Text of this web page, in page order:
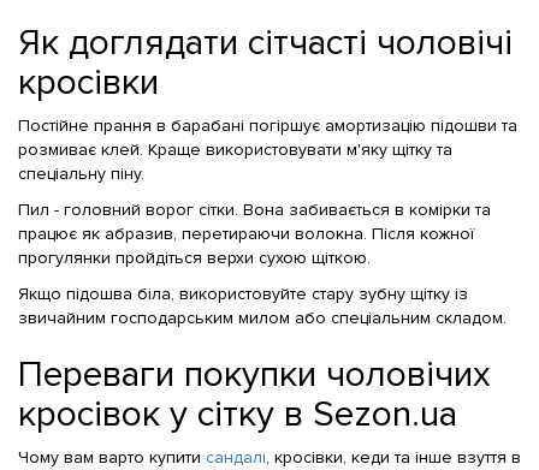
Як доглядати сітчасті чоловічі
кросівки
Постійне прання в барабані погіршує амортизацію підошви та
розмиває клей. Краще використовувати м'яку щітку та
спеціальну піну.
Пил - головний ворог сітки. Вона забивається в комірки та
працює як абразив, перетираючи волокна. Після кожної
прогулянки пройдіться верхи сухою щіткою.
Якщо підошва біла, використовуйте стару зубну щітку із
звичайним господарським милом або спеціальним складом.
Переваги покупки чоловічих
кросівок у сітку в Sezon.ua
Чому вам варто купити сандалі, кросівки, кеди та інше взуття в